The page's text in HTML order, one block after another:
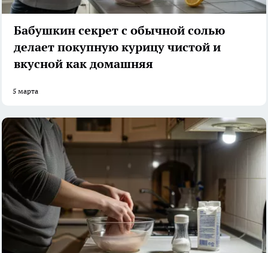
Бабушкин секрет с обычной солью
делает покупную курицу чистой и
вкусной как домашняя
5 марта